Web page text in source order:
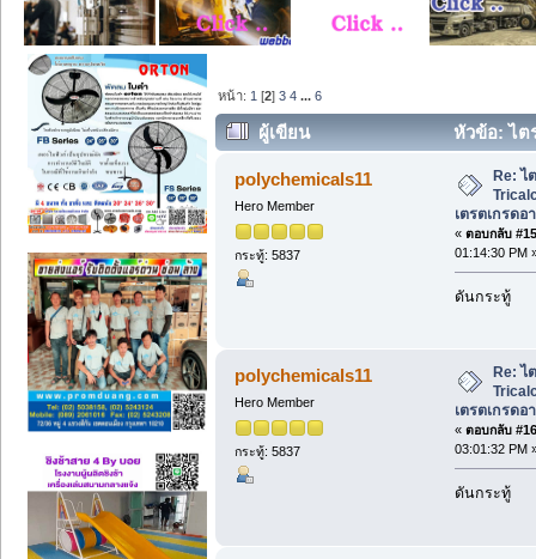
หน้า: 1 [2]3 4 ...6
ผู้เขียน
หัวข้อ: ไต
เตรตเกรดอาหาร, วัตถุเจือปนอาหาร (อ่
polychemicals11
Hero Member
กระทู้: 5837
Re: ไ
เตรตเกรดอ
« ตอบกลับ
01:14:30 PM
ดันกระทู้
polychemicals11
Hero Member
กระทู้: 5837
Re: ไ
เตรตเกรดอ
« ตอบกลับ
03:01:32 PM
ดันกระทู้